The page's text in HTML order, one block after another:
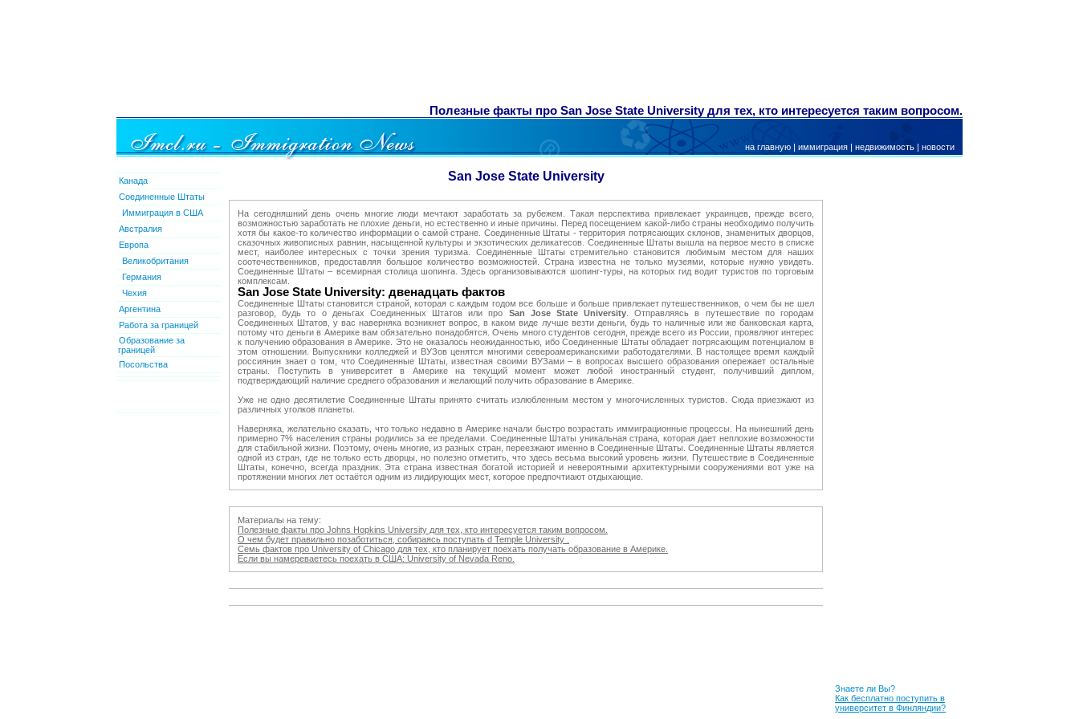
Полезные факты про San Jose State University для тех, кто интересуется таким вопросом.
на главную | иммиграция | недвижимость | новости
Канада
Соединенные Штаты
Иммиграция в США
Австралия
Европа
Великобритания
Германия
Чехия
Аргентина
Работа за границей
Образование за
границей
Посольства
San Jose State University
На сегодняшний день очень многие люди мечтают заработать за рубежем. Такая перспектива привлекает украинцев, прежде всего,
возможностью заработать не плохие деньги, но естественно и иные причины. Перед посещением какой-либо страны необходимо получить
хотя бы какое-то количество информации о самой стране. Соединенные Штаты - территория потрясающих склонов, знаменитых дворцов,
сказочных живописных равнин, насыщенной культуры и экзотических деликатесов. Соединенные Штаты вышла на первое место в списке
мест, наиболее интересных с точки зрения туризма. Соединенные Штаты стремительно становится любимым местом для наших
соотечественников, предоставляя большое количество возможностей. Страна известна не только музеями, которые нужно увидеть.
Соединенные Штаты – всемирная столица шопинга. Здесь организовываются шопинг-туры, на которых гид водит туристов по торговым
комплексам.
San Jose State University: двенадцать фактов
Соединенные Штаты становится страной, которая с каждым годом все больше и больше привлекает путешественников, о чем бы не шел
разговор, будь то о деньгах Соединенных Штатов или про San Jose State University . Отправляясь в путешествие по городам
Соединенных Штатов, у вас наверняка возникнет вопрос, в каком виде лучше везти деньги, будь то наличные или же банковская карта,
потому что деньги в Америке вам обязательно понадобятся. Очень много студентов сегодня, прежде всего из России, проявляют интерес
к получению образования в Америке. Это не оказалось неожиданностью, ибо Соединенные Штаты обладает потрясающим потенциалом в
этом отношении. Выпускники колледжей и ВУЗов ценятся многими североамериканскими работодателями. В настоящее время каждый
россиянин знает о том, что Соединенные Штаты, известная своими ВУЗами – в вопросах высшего образования опережает остальные
страны. Поступить в университет в Америке на текущий момент может любой иностранный студент, получивший диплом,
подтверждающий наличие среднего образования и желающий получить образование в Америке.
Уже не одно десятилетие Соединенные Штаты принято считать излюбленным местом у многочисленных туристов. Сюда приезжают из
различных уголков планеты.
Наверняка, желательно сказать, что только недавно в Америке начали быстро возрастать иммиграционные процессы. На нынешний день
примерно 7% населения страны родились за ее пределами. Соединенные Штаты уникальная страна, которая дает неплохие возможности
для стабильной жизни. Поэтому, очень многие, из разных стран, переезжают именно в Соединенные Штаты. Соединенные Штаты является
одной из стран, где не только есть дворцы, но полезно отметить, что здесь весьма высокий уровень жизни. Путешествие в Соединенные
Штаты, конечно, всегда праздник. Эта страна известная богатой историей и невероятными архитектурными сооружениями вот уже на
протяжении многих лет остаётся одним из лидирующих мест, которое предпочтиают отдыхающие.
Материалы на тему:
Полезные факты про Johns Hopkins University для тех, кто интересуется таким вопросом.
О чем будет правильно позаботиться, собираясь поступать d Temple University .
Семь фактов про University of Chicago для тех, кто планирует поехать получать образование в Америке.
Если вы намереваетесь поехать в США: University of Nevada Reno.
Знаете ли Вы?
Как бесплатно поступить в
университет в Финляндии?